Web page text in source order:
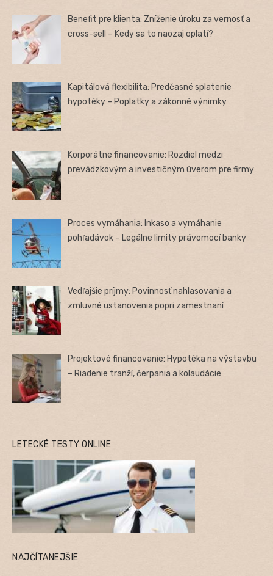
Benefit pre klienta: Zníženie úroku za vernosť a
cross-sell – Kedy sa to naozaj oplatí?
Kapitálová flexibilita: Predčasné splatenie
hypotéky – Poplatky a zákonné výnimky
Korporátne financovanie: Rozdiel medzi
prevádzkovým a investičným úverom pre firmy
Proces vymáhania: Inkaso a vymáhanie
pohľadávok – Legálne limity právomocí banky
Vedľajšie príjmy: Povinnosť nahlasovania a
zmluvné ustanovenia popri zamestnaní
Projektové financovanie: Hypotéka na výstavbu
– Riadenie tranží, čerpania a kolaudácie
LETECKÉ TESTY ONLINE
NAJČÍTANEJŠIE